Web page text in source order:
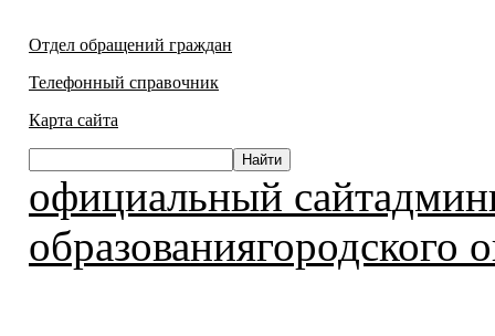
Отдел обращений граждан
Телефонный справочник
Карта сайта
официальный
образованиягородского